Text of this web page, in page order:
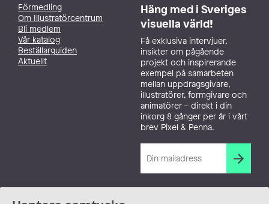
Förmedling
Om Illustratörcentrum
Bli medlem
Vår katalog
Beställarguiden
Aktuellt
Häng med i Sveriges
visuella värld!
Få exklusiva intervjuer,
insikter om pågående
projekt och inspirerande
exempel på samarbeten
mellan uppdragsgivare,
illustratörer, formgivare och
animatörer – direkt i din
inkorg 8 gånger per år i vårt
brev Pixel & Penna.